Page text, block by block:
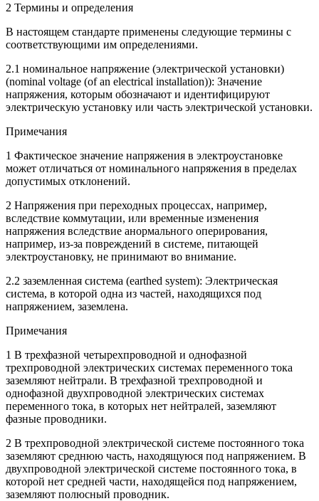
2 Термины и определения
В настоящем стандарте применены следующие термины с
соответствующими им определениями.
2.1 номинальное напряжение (электрической установки)
(nominal voltage (of an electrical installation)): Значение
напряжения, которым обозначают и идентифицируют
электрическую установку или часть электрической установки.
Примечания
1 Фактическое значение напряжения в электроустановке
может отличаться от номинального напряжения в пределах
допустимых отклонений.
2 Напряжения при переходных процессах, например,
вследствие коммутации, или временные изменения
напряжения вследствие анормального оперирования,
например, из-за повреждений в системе, питающей
электроустановку, не принимают во внимание.
2.2 заземленная система (earthed system): Электрическая
система, в которой одна из частей, находящихся под
напряжением, заземлена.
Примечания
1 В трехфазной четырехпроводной и однофазной
трехпроводной электрических системах переменного тока
заземляют нейтрали. В трехфазной трехпроводной и
однофазной двухпроводной электрических системах
переменного тока, в которых нет нейтралей, заземляют
фазные проводники.
2 В трехпроводной электрической системе постоянного тока
заземляют среднюю часть, находящуюся под напряжением. В
двухпроводной электрической системе постоянного тока, в
которой нет средней части, находящейся под напряжением,
заземляют полюсный проводник.